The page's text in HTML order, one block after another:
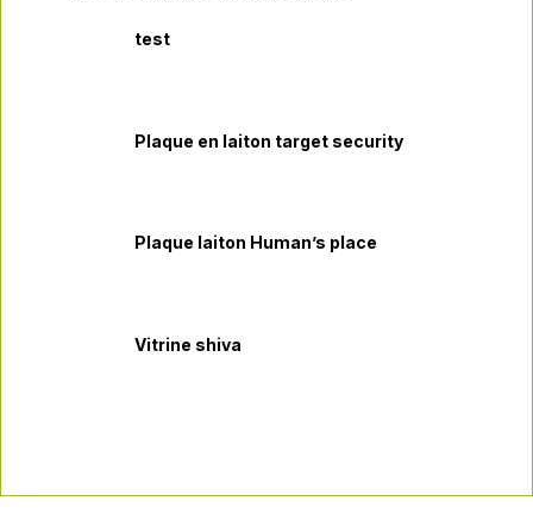
test
Plaque en laiton target security
Plaque laiton Human’s place
Vitrine shiva